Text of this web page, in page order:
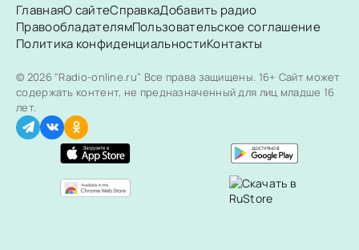
ГлавнаяО сайтеСправкаДобавить радио
ПравообладателямПользовательское соглашение
Политика конфиденциальностиКонтакты
© 2026 "Radio-online.ru" Все права защищены. 16+ Сайт может
содержать контент, не предназначенный для лиц младше 16
лет.